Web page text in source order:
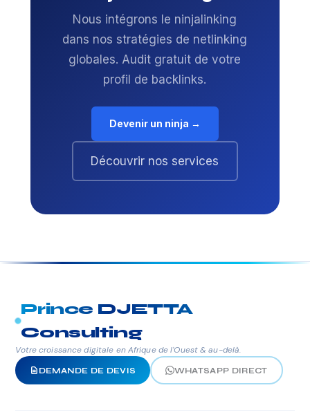
Nous intégrons le ninjalinking
dans nos stratégies de netlinking
globales. Audit gratuit de votre
profil de backlinks.
Devenir un ninja →
Découvrir nos services
Prince DJETTA
Consulting
Votre croissance digitale en Afrique de l'Ouest & au-delà.
DEMANDE DE DEVIS WHATSAPP DIRECT